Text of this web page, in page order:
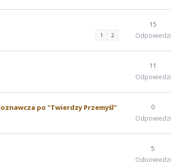
1 2
15
Odpowiedzi
11
Odpowiedzi
po "Twierdzy Przemyśl"
0
Odpowiedzi
5
Odpowiedzi